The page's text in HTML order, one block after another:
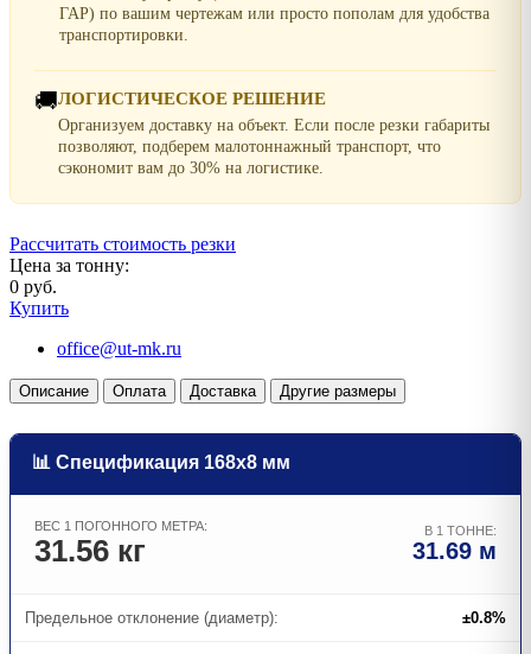
ГАР) по вашим чертежам или просто пополам для удобства
транспортировки.
🚚ЛОГИСТИЧЕСКОЕ РЕШЕНИЕ
Организуем доставку на объект. Если после резки габариты
позволяют, подберем малотоннажный транспорт, что
сэкономит вам до 30% на логистике.
Рассчитать стоимость резки
Цена за тонну:
0 руб.
Купить
office@ut-mk.ru
Описание Оплата Доставка Другие размеры
📊 Спецификация 168х8 мм
ВЕС 1 ПОГОННОГО МЕТРА:
31.56 кг
В 1 ТОННЕ:
31.69 м
Предельное отклонение (диаметр): ±0.8%